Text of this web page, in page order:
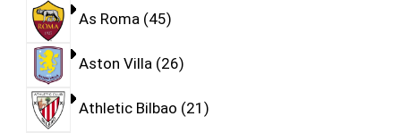
As Roma 45
Aston Villa 26
Athletic Bilbao 21